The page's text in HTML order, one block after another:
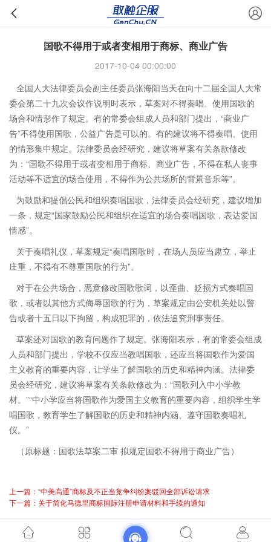
国歌不得用于或者变相用于商标、商业广告
2017-10-04 00:00:00
全国人大法律委员会副主任委员张海阳当天在向十二届全国人大常
委会第二十九次会议作说明时表示，草案对不得奏唱、使用国歌的
场合和情形作了规定。有的常委会组成人员和部门提出，“商业广
告”不得使用国歌，公益广告是可以的。有的建议将不得奏唱、使用
的情形集中规定。法律委员会经研究，建议将草案有关条款修改
为：“国歌不得用于或者变相用于商标、商业广告，不得在私人丧事
活动等不适宜的场合使用，不得作为公共场所的背景音乐等”。
为鼓励和提倡公民和组织奏唱国歌，法律委员会经研究，建议增加
一条，规定“国家鼓励公民和组织在适宜的场合奏唱国歌，表达爱国
情感”。
关于奏唱礼仪，草案规定“奏唱国歌时，在场人员应当肃立，举止
庄重，不得有不尊重国歌的行为”。
对于在公共场合，恶意修改国歌歌词，以歪曲、贬损方式奏唱国
歌，或者以其他方式侮辱国歌的行为，草案规定由公安机关处以警
告或者十五日以下拘留，构成犯罪的，依法追究刑事责任。
草案还对国歌的教育问题作了规定。张海阳表示，有的常委会组成
人员和部门提出，学校不仅应当教唱国歌，还应当将国歌作为爱国
主义教育的重要内容，让学生了解国歌的历史和精神内涵。法律委
员会经研究，建议将草案有关条款修改为：“国歌列入中小学教
材。”“中小学应当将国歌作为爱国主义教育的重要内容，组织学生学
唱国歌，教育学生了解国歌的历史和精神内涵、遵守国歌奏唱礼
仪。”
（原标题：国歌法草案二审 拟规定国歌不得用于商业广告）
上一篇：“中美高通”商标及不正当竞争纠纷案驳回全部诉讼请求
下一篇：关于简化马德里商标国际注册申请材料和手续的通知